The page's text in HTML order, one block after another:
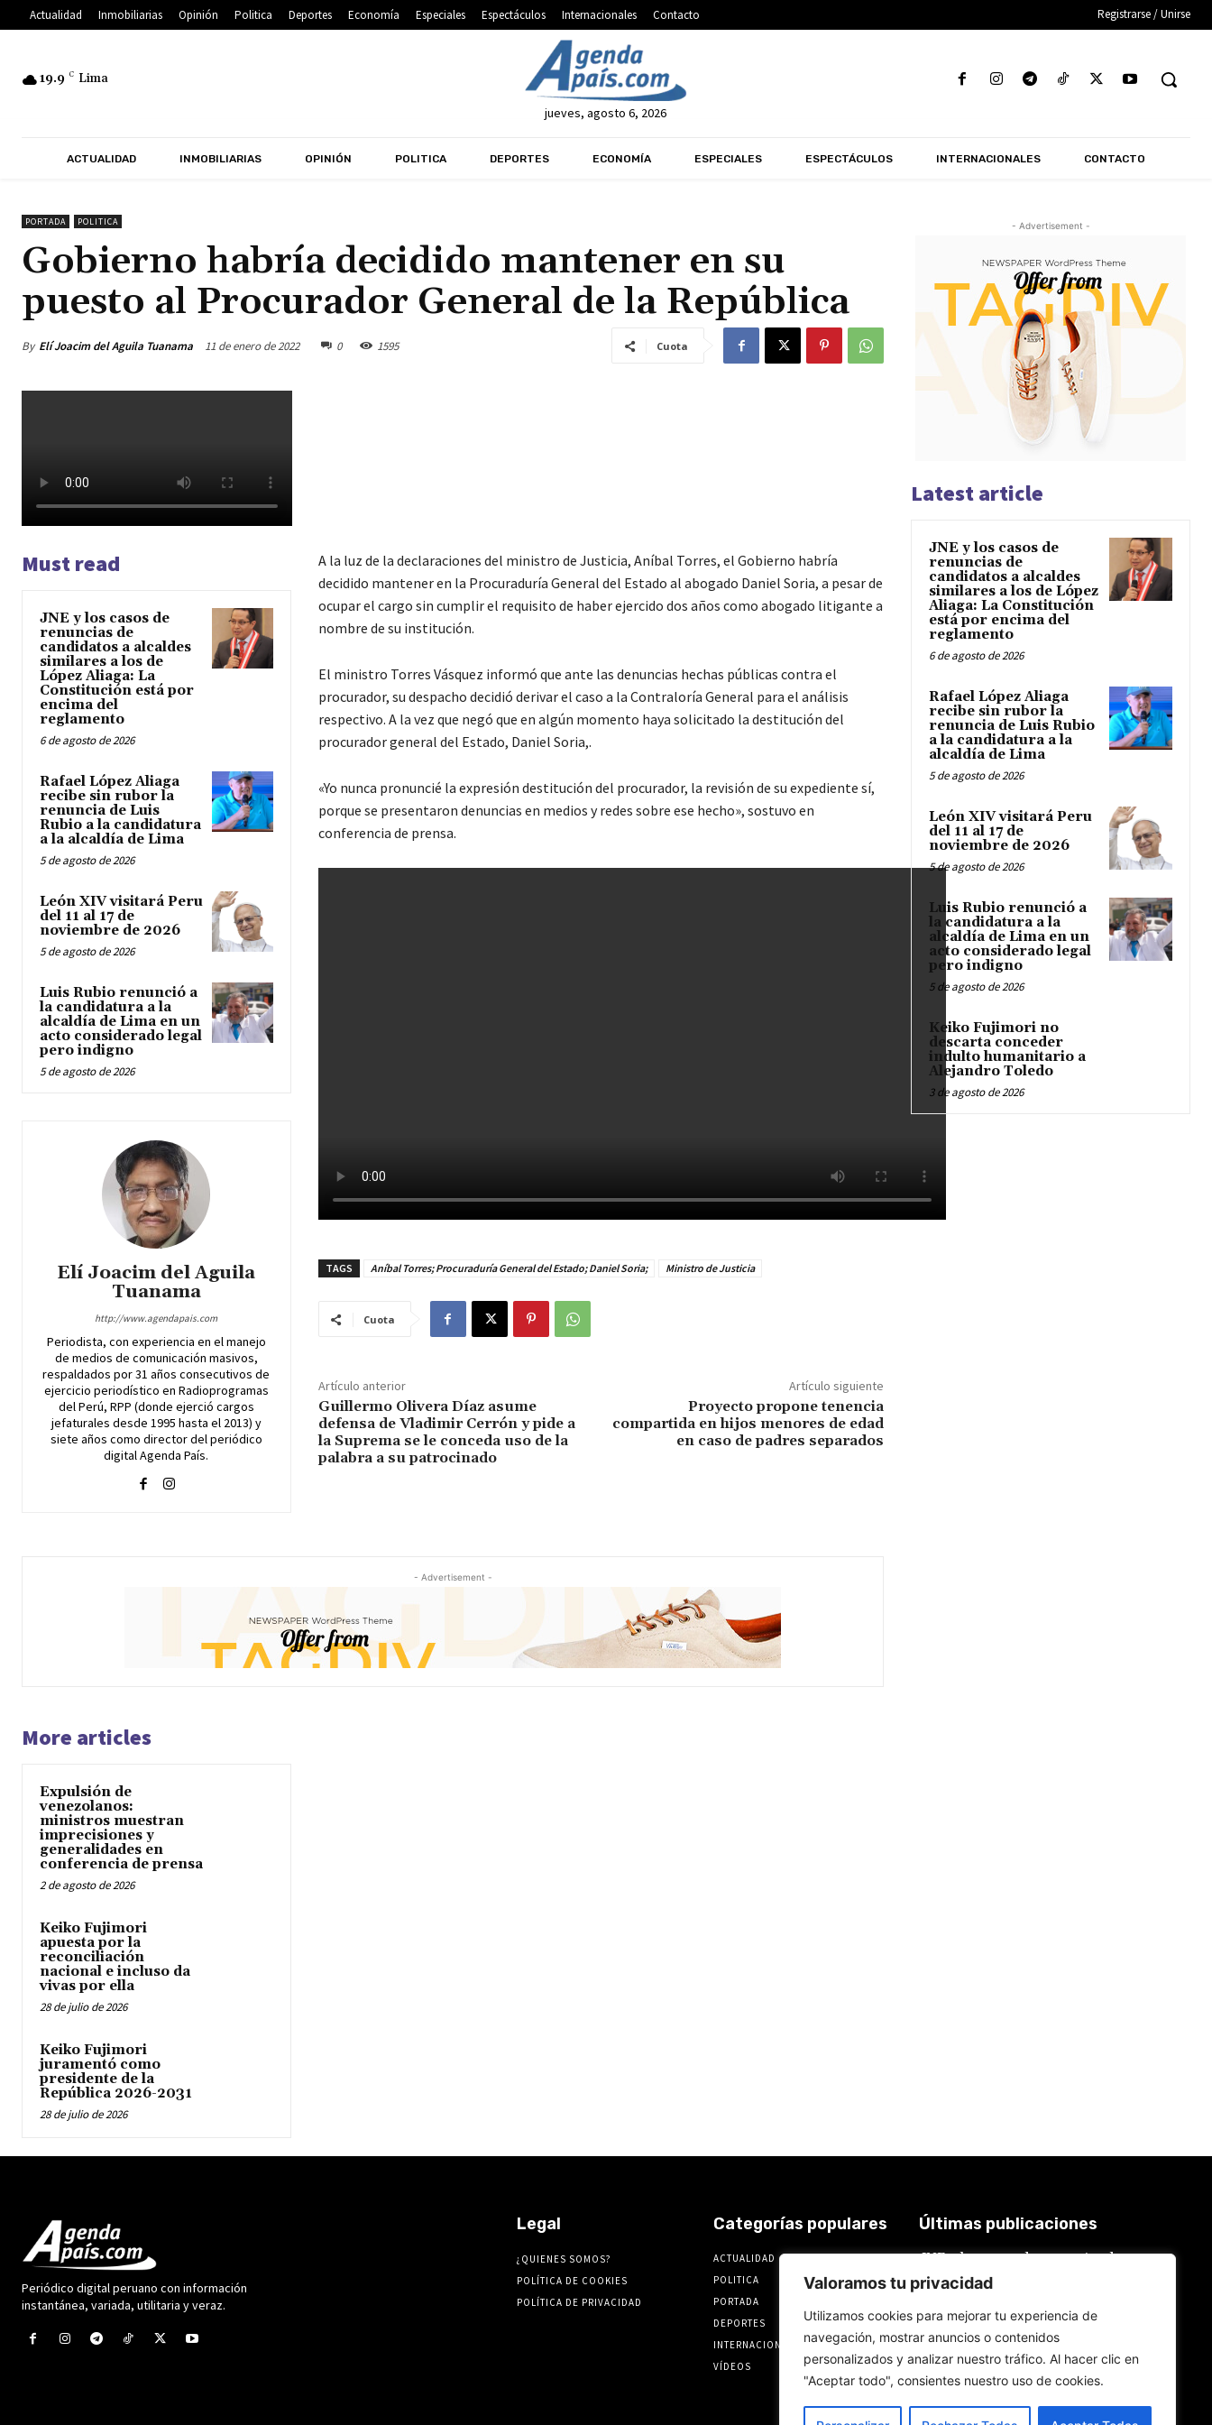
Valoramos tu privacidad
Utilizamos cookies para mejorar tu experiencia de
navegación, mostrar anuncios o contenidos
personalizados y analizar nuestro tráfico. Al hacer clic en
"Aceptar todo", consientes nuestro uso de cookies.
Actualidad Inmobiliarias Opinión Politica Deportes Economía Especiales Espectáculos Internacionales Contacto Registrarse / Unirse
19.9 C Lima
jueves, agosto 6, 2026
ACTUALIDAD INMOBILIARIAS OPINIÓN POLITICA DEPORTES ECONOMÍA ESPECIALES ESPECTÁCULOS INTERNACIONALES CONTACTO
PORTADA POLITICA
Gobierno habría decidido mantener en su
puesto al Procurador General de la República
By Elí Joacim del Aguila Tuanama 11 de enero de 2022 0 1595 Cuota
Must read
JNE y los casos de
renuncias de
candidatos a alcaldes
similares a los de
López Aliaga: La
Constitución está por
encima del
reglamento
6 de agosto de 2026
Rafael López Aliaga
recibe sin rubor la
renuncia de Luis
Rubio a la candidatura
a la alcaldía de Lima
5 de agosto de 2026
León XIV visitará Peru
del 11 al 17 de
noviembre de 2026
5 de agosto de 2026
Luis Rubio renunció a
la candidatura a la
alcaldía de Lima en un
acto considerado legal
pero indigno
5 de agosto de 2026
Elí Joacim del Aguila
Tuanama
http://www.agendapais.com
Periodista, con experiencia en el manejo
de medios de comunicación masivos,
respaldados por 31 años consecutivos de
ejercicio periodístico en Radioprogramas
del Perú, RPP (donde ejerció cargos
jefaturales desde 1995 hasta el 2013) y
siete años como director del periódico
digital Agenda País.
A la luz de la declaraciones del ministro de Justicia, Aníbal Torres, el Gobierno habría
decidido mantener en la Procuraduría General del Estado al abogado Daniel Soria, a pesar de
ocupar el cargo sin cumplir el requisito de haber ejercido dos años como abogado litigante a
nombre de su institución.
El ministro Torres Vásquez informó que ante las denuncias hechas públicas contra el
procurador, su despacho decidió derivar el caso a la Contraloría General para el análisis
respectivo. A la vez que negó que en algún momento haya solicitado la destitución del
procurador general del Estado, Daniel Soria,.
«Yo nunca pronuncié la expresión destitución del procurador, la revisión de su expediente sí,
porque se presentaron denuncias en medios y redes sobre ese hecho», sostuvo en
conferencia de prensa.
TAGS Aníbal Torres; Procuraduría General del Estado; Daniel Soria; Ministro de Justicia
Cuota
Artículo anterior
Guillermo Olivera Díaz asume
defensa de Vladimir Cerrón y pide a
la Suprema se le conceda uso de la
palabra a su patrocinado
Artículo siguiente
Proyecto propone tenencia
compartida en hijos menores de edad
en caso de padres separados
- Advertisement -
More articles
Expulsión de
venezolanos:
ministros muestran
imprecisiones y
generalidades en
conferencia de prensa
2 de agosto de 2026
Keiko Fujimori
apuesta por la
reconciliación
nacional e incluso da
vivas por ella
28 de julio de 2026
Keiko Fujimori
juramentó como
presidente de la
República 2026-2031
28 de julio de 2026
- Advertisement -
Latest article
JNE y los casos de
renuncias de
candidatos a alcaldes
similares a los de López
Aliaga: La Constitución
está por encima del
reglamento
6 de agosto de 2026
Rafael López Aliaga
recibe sin rubor la
renuncia de Luis Rubio
a la candidatura a la
alcaldía de Lima
5 de agosto de 2026
León XIV visitará Peru
del 11 al 17 de
noviembre de 2026
5 de agosto de 2026
Luis Rubio renunció a
la candidatura a la
alcaldía de Lima en un
acto considerado legal
pero indigno
5 de agosto de 2026
Keiko Fujimori no
descarta conceder
indulto humanitario a
Alejandro Toledo
3 de agosto de 2026
Periódico digital peruano con información
instantánea, variada, utilitaria y veraz.
Legal
¿QUIENES SOMOS?
POLÍTICA DE COOKIES
POLÍTICA DE PRIVACIDAD
Categorías populares
ACTUALIDAD
POLITICA
2018
PORTADA
DEPORTES
577
INTERNACIONALES
559
VÍDEOS
534
Últimas publicaciones
JNE y los casos de renuncias de
candidatos a alcaldes similares a
los de López Aliaga: La
reglamento
6 de agosto de 2026
Rafael López Aliaga recibe sin
a la candidatura a la alcaldía de